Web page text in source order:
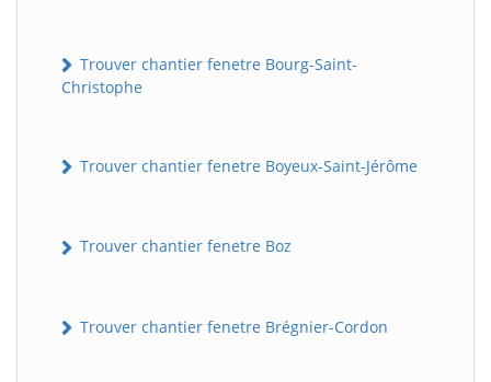
Trouver chantier fenetre Bourg-Saint-
Christophe
Trouver chantier fenetre Boyeux-Saint-Jérôme
Trouver chantier fenetre Boz
Trouver chantier fenetre Brégnier-Cordon